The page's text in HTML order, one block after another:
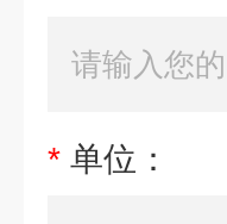
* 单位：